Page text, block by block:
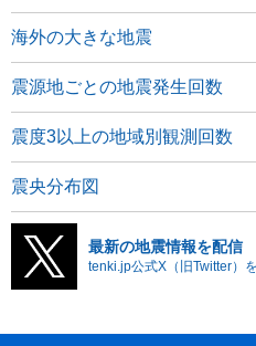
海外の大きな地震
震源地ごとの地震発生回数
震度3以上の地域別観測回数
震央分布図
最新の地震情報を配信
tenki.jp公式X（旧Twitter）